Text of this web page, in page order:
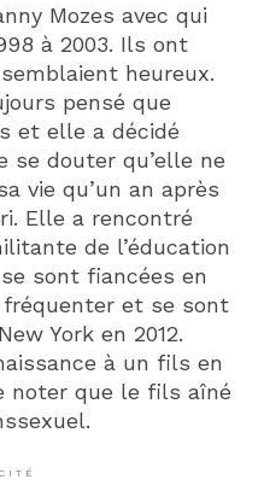
Mozes avec qui
à 2003. Ils ont
heureux.
pensé que
et elle a décidé
se douter qu’elle ne
vie qu’un an après
Elle a rencontré
de l’éducation
sont fiancées en
fréquenter et se sont
York en 2012.
à un fils en
noter que le fils aîné